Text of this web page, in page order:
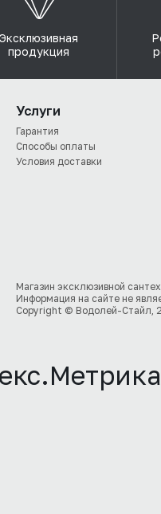
Эксклюзивная
продукция
Услуги
Гарантия
Способы оплаты
Условия доставки
Магазин эксклюзивной
Информация на сайте не
Copyright © Водолей-Стайл,